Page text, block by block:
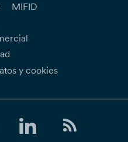
MIFID
y cookies